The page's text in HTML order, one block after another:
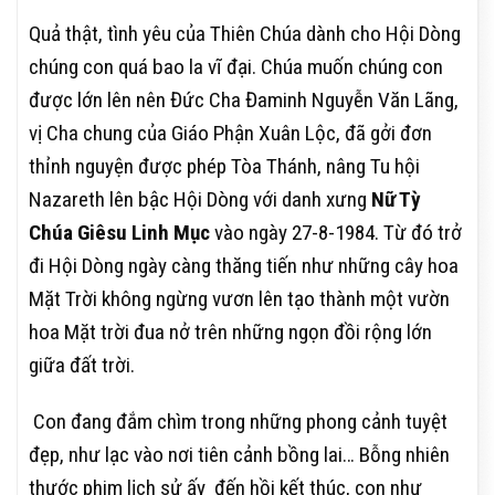
Quả thật, tình yêu của Thiên Chúa dành cho Hội Dòng
chúng con quá bao la vĩ đại. Chúa muốn chúng con
được lớn lên nên Đức Cha Đaminh Nguyễn Văn Lãng,
vị Cha chung của Giáo Phận Xuân Lộc, đã gởi đơn
thỉnh nguyện được phép Tòa Thánh, nâng Tu hội
Nazareth lên bậc Hội Dòng với danh xưng Nữ Tỳ
Chúa Giêsu Linh Mụcvào ngày 27-8-1984. Từ đó trở
đi Hội Dòng ngày càng thăng tiến như những cây hoa
Mặt Trời không ngừng vươn lên tạo thành một vườn
hoa Mặt trời đua nở trên những ngọn đồi rộng lớn
giữa đất trời.
Con đang đắm chìm trong những phong cảnh tuyệt
đẹp, như lạc vào nơi tiên cảnh bồng lai… Bỗng nhiên
thước phim lịch sử ấy đến hồi kết thúc, con như